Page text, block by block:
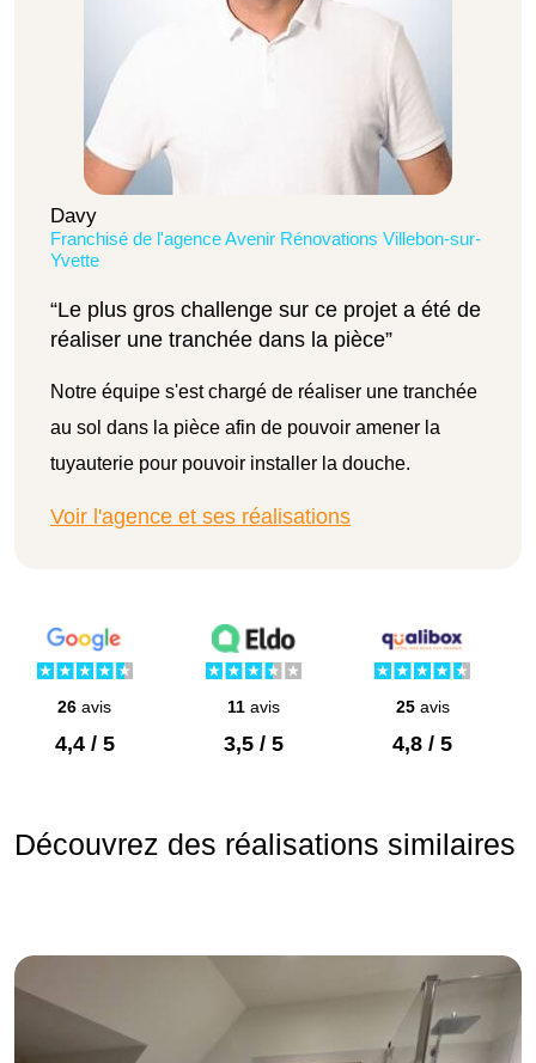
Davy
Franchisé de l'agence Avenir Rénovations Villebon-sur-
Yvette
“Le plus gros challenge sur ce projet a été de
réaliser une tranchée dans la pièce”
Notre équipe s'est chargé de réaliser une tranchée
au sol dans la pièce afin de pouvoir amener la
tuyauterie pour pouvoir installer la douche.
Voir l'agence et ses réalisations
26 avis
4,4 / 5
11avis
3,5 / 5
25avis
4,8 / 5
Découvrez des réalisations similaires